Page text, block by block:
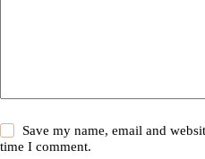
Save my name, email and
time I comment.